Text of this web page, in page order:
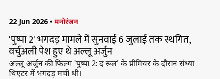
22 Jun 2026 • मनोरंजन
'पुष्पा 2' भगदड़ मामले में सुनवाई 6 जुलाई तक स्थगित,
वर्चुअली पेश हुए थे अल्लू अर्जुन
अल्लू अर्जुन की फिल्म 'पुष्पा 2: द रूल' के प्रीमियर के दौरान संध्या
थिएटर में भगदड़ मची थी।